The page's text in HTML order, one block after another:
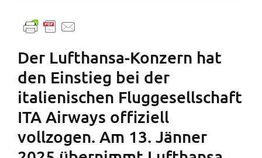
Der Lufthansa-Konzern hat
den Einstieg bei der
italienischen Fluggesellschaft
ITA Airways offiziell
vollzogen. Am 13. Jänner